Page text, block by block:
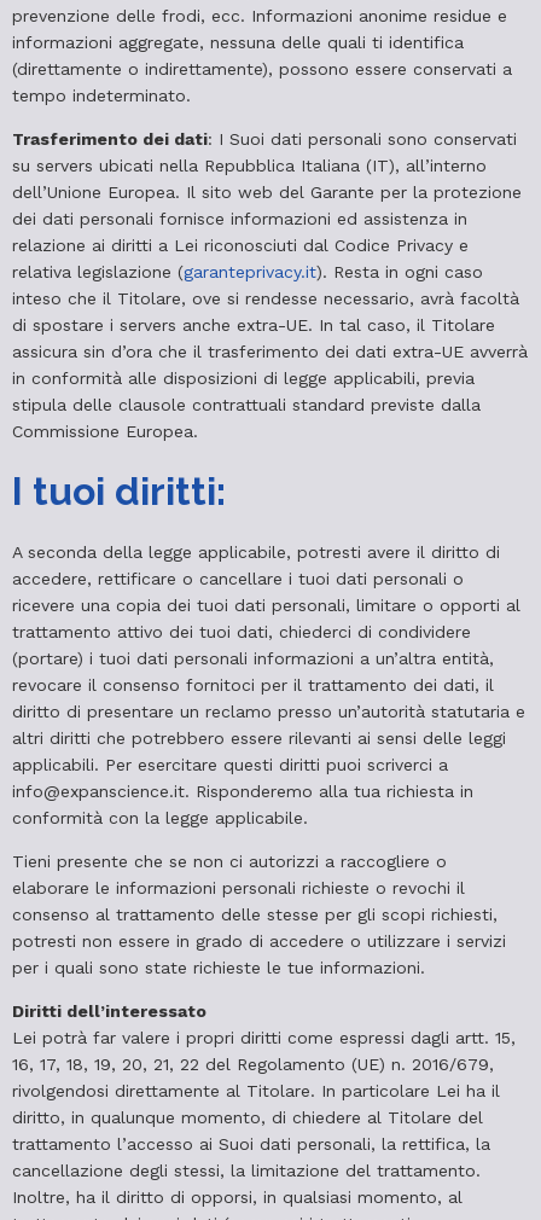
prevenzione delle frodi, ecc. Informazioni anonime residue e
informazioni aggregate, nessuna delle quali ti identifica
(direttamente o indirettamente), possono essere conservati a
tempo indeterminato.
Trasferimento dei dati: I Suoi dati personali sono conservati
su servers ubicati nella Repubblica Italiana (IT), all’interno
dell’Unione Europea. Il sito web del Garante per la protezione
dei dati personali fornisce informazioni ed assistenza in
relazione ai diritti a Lei riconosciuti dal Codice Privacy e
relativa legislazione (garanteprivacy.it). Resta in ogni caso
inteso che il Titolare, ove si rendesse necessario, avrà facoltà
di spostare i servers anche extra-UE. In tal caso, il Titolare
assicura sin d’ora che il trasferimento dei dati extra-UE avverrà
in conformità alle disposizioni di legge applicabili, previa
stipula delle clausole contrattuali standard previste dalla
Commissione Europea.
I tuoi diritti:
A seconda della legge applicabile, potresti avere il diritto di
accedere, rettificare o cancellare i tuoi dati personali o
ricevere una copia dei tuoi dati personali, limitare o opporti al
trattamento attivo dei tuoi dati, chiederci di condividere
(portare) i tuoi dati personali informazioni a un’altra entità,
revocare il consenso fornitoci per il trattamento dei dati, il
diritto di presentare un reclamo presso un’autorità statutaria e
altri diritti che potrebbero essere rilevanti ai sensi delle leggi
applicabili. Per esercitare questi diritti puoi scriverci a
info@expanscience.it. Risponderemo alla tua richiesta in
conformità con la legge applicabile.
Tieni presente che se non ci autorizzi a raccogliere o
elaborare le informazioni personali richieste o revochi il
consenso al trattamento delle stesse per gli scopi richiesti,
potresti non essere in grado di accedere o utilizzare i servizi
per i quali sono state richieste le tue informazioni.
Diritti dell’interessato
Lei potrà far valere i propri diritti come espressi dagli artt. 15,
16, 17, 18, 19, 20, 21, 22 del Regolamento (UE) n. 2016/679,
rivolgendosi direttamente al Titolare. In particolare Lei ha il
diritto, in qualunque momento, di chiedere al Titolare del
trattamento l’accesso ai Suoi dati personali, la rettifica, la
cancellazione degli stessi, la limitazione del trattamento.
Inoltre, ha il diritto di opporsi, in qualsiasi momento, al